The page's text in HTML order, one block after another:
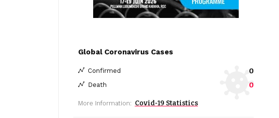
Global Coronavirus Cases
Confirmed 0
Death 0
More Information: Covid-19 Statistics